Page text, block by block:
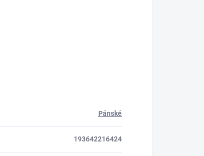
Pánské
193642216424